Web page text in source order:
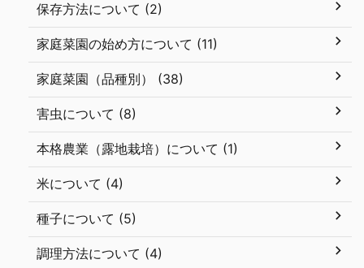
保存方法について (2)
家庭菜園の始め方について (11)
家庭菜園（品種別） (38)
害虫について (8)
本格農業（露地栽培）について (1)
米について (4)
種子について (5)
調理方法について (4)